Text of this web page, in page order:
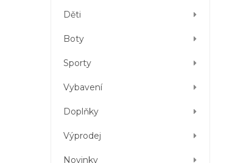
Děti
Boty
Sporty
Vybavení
Doplňky
Výprodej
Novinky